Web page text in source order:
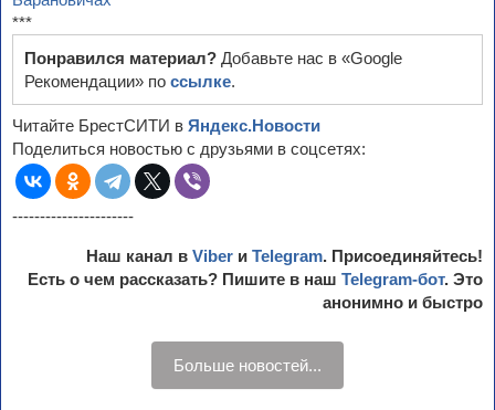
***
Понравился материал? Добавьте нас в «Google
Рекомендации» по ссылке.
Читайте БрестСИТИ в Яндекс.Новости
Поделиться новостью с друзьями в соцсетях:
----------------------
Наш канал в Viber и Telegram. Присоединяйтесь!
Есть о чем рассказать? Пишите в наш Telegram-бот. Это
анонимно и быстро
Больше новостей...